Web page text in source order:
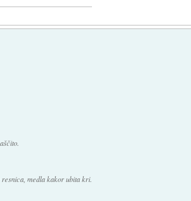
medla kakor ubita kri.